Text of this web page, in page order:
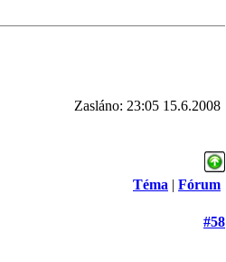
Zasláno: 23:05 15.6.2008
Téma | Fórum
#58